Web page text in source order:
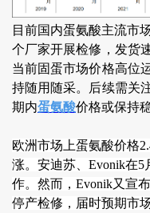
目前国内蛋氨酸主流市
个厂家开展检修，发货
当前固蛋市场价格高位
持随用随采。后续需关
期内蛋氨酸价格或保持稳
欧洲市场上蛋氨酸价格
涨。安迪苏、Evonik在
作。然而，Evonik又宣
停产检修，届时预期市